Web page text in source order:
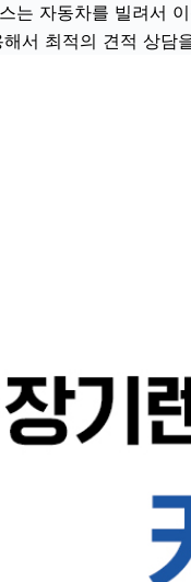
는 자동차를 빌려서
서 최적의 견적 상담